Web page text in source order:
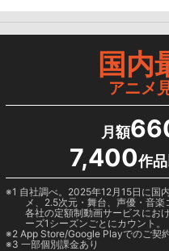
国内
アニメ
月額
7,400作
1 自社調べ。2025年12月15日に国
メ、2.5次元・舞台、声優・音楽
各社の定額制動画サービスにお
ーズ1シーズンごとにカウント。
2 App Store/Google Playでのご契
3 一部個別課金あり